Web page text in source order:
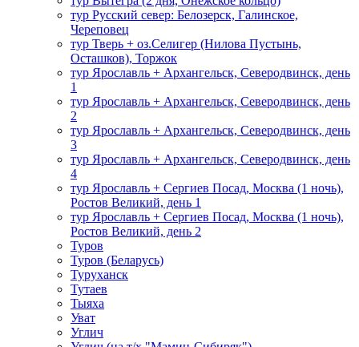
тур Русский север: Белозерск, Галинское,
Череповец
тур Тверь + оз.Селигер (Нилова Пустынь,
Осташков), Торжок
тур Ярославль + Архангельск, Северодвинск, день
1
тур Ярославль + Архангельск, Северодвинск, день
2
тур Ярославль + Архангельск, Северодвинск, день
3
тур Ярославль + Архангельск, Северодвинск, день
4
тур Ярославль + Сергиев Посад, Москва (1 ночь),
Ростов Великий, день 1
тур Ярославль + Сергиев Посад, Москва (1 ночь),
Ростов Великий, день 2
Туров
Туров (Беларусь)
Туруханск
Тутаев
Тыяха
Уват
Углич